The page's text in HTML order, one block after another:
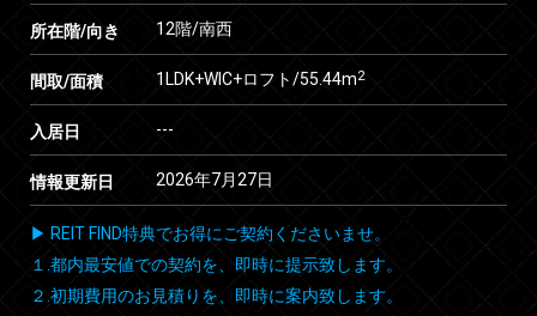
所在階/向き 12階/南西
間取/面積 1LDK+WIC+ロフト/55.44m2
入居日 ---
情報更新日 2026年7月27日
▶ REIT FIND特典でお得にご契約くださいませ。
１.都内最安値での契約を、即時に提示致します。
２.初期費用のお見積りを、即時に案内致します。